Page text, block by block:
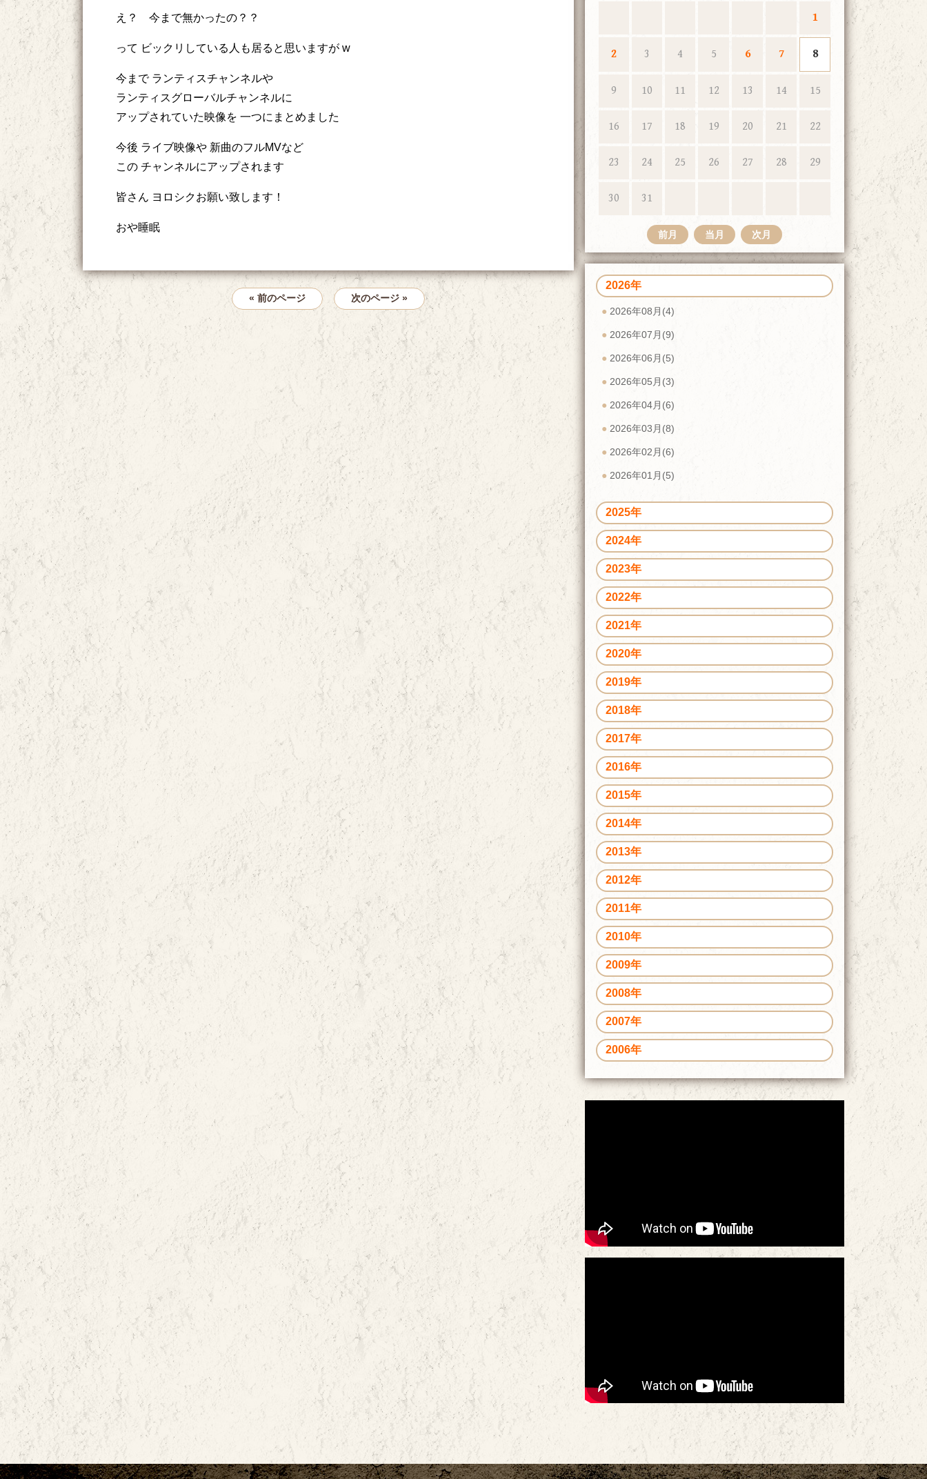
え？ 今まで無かったの？？
って ビックリしている人も居ると思いますが w
今まで ランティスチャンネルや
ランティスグローバルチャンネルに
アップされていた映像を 一つにまとめました
今後 ライブ映像や 新曲のフルMVなど
この チャンネルにアップされます
皆さん ヨロシクお願い致します！
おや睡眠
« 前のページ 次のページ »
1
2 3 4 5 6 7 8
9 10 11 12 13 14 15
16 17 18 19 20 21 22
23 24 25 26 27 28 29
30 31
前月 当月 次月
2026年
2026年08月(4)
2026年07月(9)
2026年06月(5)
2026年05月(3)
2026年04月(6)
2026年03月(8)
2026年02月(6)
2026年01月(5)
2025年
2024年
2023年
2022年
2021年
2020年
2019年
2018年
2017年
2016年
2015年
2014年
2013年
2012年
2011年
2010年
2009年
2008年
2007年
2006年